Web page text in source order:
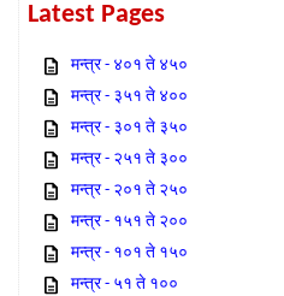
Latest Pages
मन्त्र - ४०१ ते ४५०
मन्त्र - ३५१ ते ४००
मन्त्र - ३०१ ते ३५०
मन्त्र - २५१ ते ३००
मन्त्र - २०१ ते २५०
मन्त्र - १५१ ते २००
मन्त्र - १०१ ते १५०
मन्त्र - ५१ ते १००